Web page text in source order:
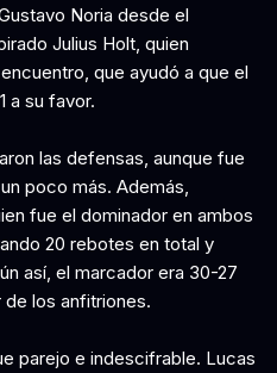
Noria desde el
Julius Holt, quien
que ayudó a que el
a su favor.
las defensas, aunque fue
poco más. Además,
fue el dominador en ambos
20 rebotes en total y
así, el marcador era 30-27
los anfitriones.
parejo e indescifrable. Lucas